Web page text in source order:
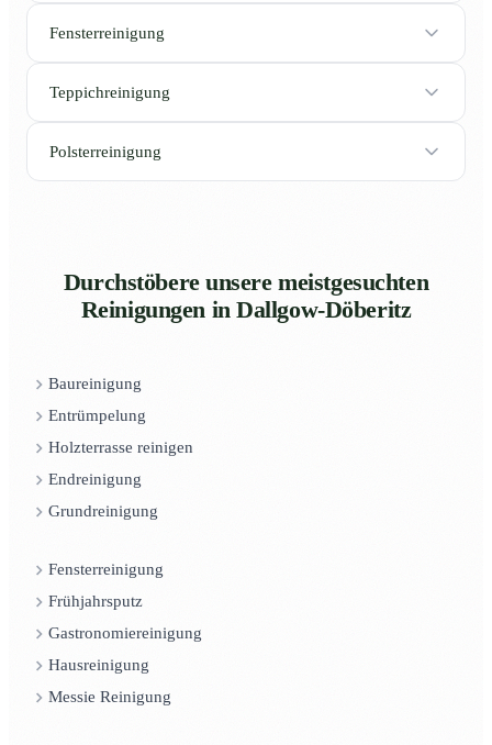
Fensterreinigung
Teppichreinigung
Polsterreinigung
Durchstöbere unsere meistgesuchten
Reinigungen in Dallgow-Döberitz
Baureinigung
Entrümpelung
Holzterrasse reinigen
Endreinigung
Grundreinigung
Fensterreinigung
Frühjahrsputz
Gastronomiereinigung
Hausreinigung
Messie Reinigung